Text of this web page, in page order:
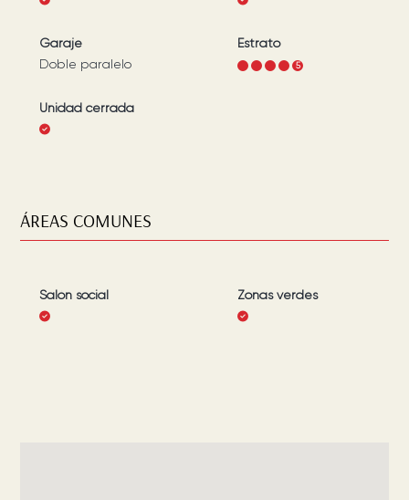
Garaje
Doble paralelo
Estrato
4 5
Unidad cerrada
ÁREAS COMUNES
Salón social Zonas verdes